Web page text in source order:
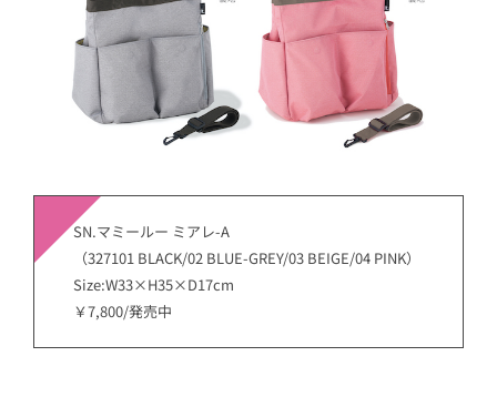
SN.マミールー ミアレ-A
（327101 BLACK/02 BLUE-GREY/03 BEIGE/04 PINK）
Size:W33×H35×D17cm
￥7,800/発売中